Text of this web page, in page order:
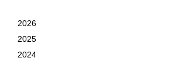
2026
2025
2024